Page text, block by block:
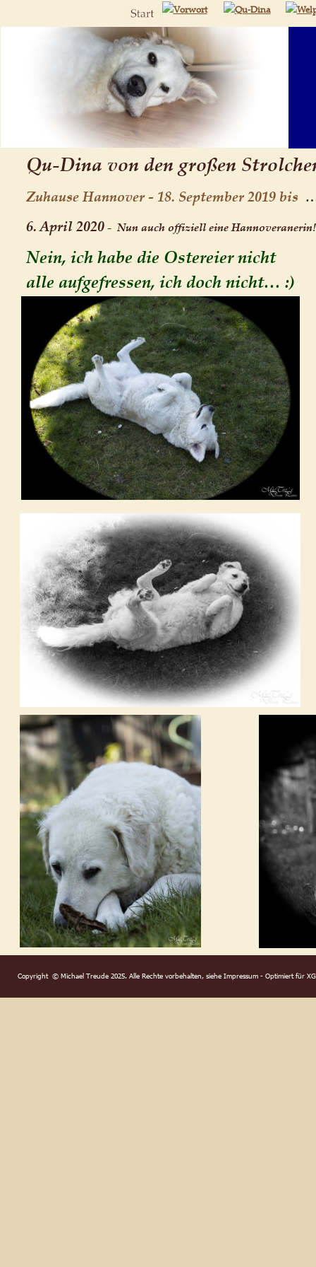
Qu-Dina von den großen
Zuhause Hannover - 18. September 2019 bis
Copyright  © Michael Treude 2025. Alle Rechte vorbehalten, siehe Impressum - Optimiert für
6. April 2020 -  Nun auch offiziell eine
Nein, ich habe die Ostereier nicht
alle aufgefressen, ich doch nicht… :)